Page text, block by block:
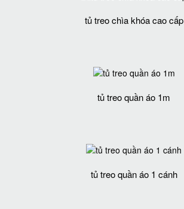
tủ treo chìa khóa cao cấp
tủ treo quần áo 1m
tủ treo quần áo 1 cánh